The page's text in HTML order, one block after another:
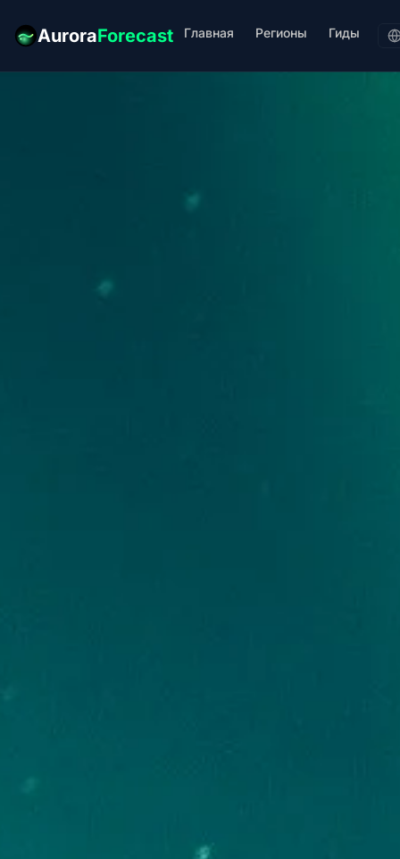
AuroraForecast Главная Регионы Гиды